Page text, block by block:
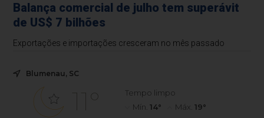
Balança comercial de julho tem superávit
de US$ 7 bilhões
Exportações e importações cresceram no mês passado
Blumenau, SC
11°
Tempo limpo
Mín. 14° Máx. 19°